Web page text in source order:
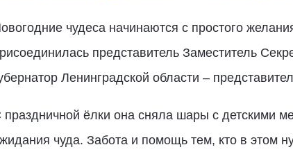
чудеса начинаются с простого
представитель Заместитель
Ленинградской области –
праздничной ёлки она сняла шары с детскими
чуда. Забота и помощь тем, кто в этом